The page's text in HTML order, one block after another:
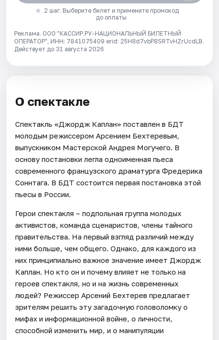
2 шаг. Выберите билет и примените промокод
до оплаты
Реклама. ООО "КАССИР.РУ-НАЦИОНАЛЬНЫЙ БИЛЕТНЫЙ
ОПЕРАТОР", ИНН: 7841075409 erid: 25H8d7vbP8SRTvHZrUcdLB.
Действует до 31 августа 2026
О спектакле
Спектакль «Джордж Каплан» поставлен в БДТ
молодым режиссером Арсением Бехтеревым,
выпускником Мастерской Андрея Могучего. В
основу постановки легла одноименная пьеса
современного французского драматурга Фредерика
Соннтага. В БДТ состоится первая постановка этой
пьесы в России.
Герои спектакля – подпольная группа молодых
активистов, команда сценаристов, члены тайного
правительства. На первый взгляд различий между
ними больше, чем общего. Однако, для каждого из
них принципиально важное значение имеет Джордж
Каплан. Но кто он и почему влияет не только на
героев спектакля, но и на жизнь современных
людей? Режиссер Арсений Бехтерев предлагает
зрителям решить эту загадочную головоломку о
мифах и информационной войне, о личности,
способной изменить мир, и о манипуляции